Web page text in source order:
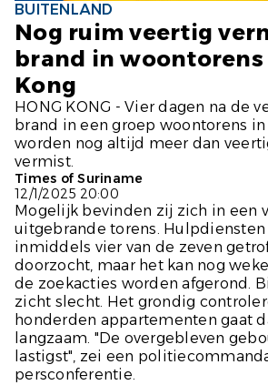
BUITENLAND
Nog ruim veertig
brand in woontorens
Kong
HONG KONG - Vier dagen na de
brand in een groep woontorens in
worden nog altijd meer dan
vermist.
Times of Suriname
12/1/2025 20:00
Mogelijk bevinden zij zich in een
uitgebrande torens.
inmiddels vier van de zeven
doorzocht, maar het kan nog
de zoekacties worden afgerond.
zicht slecht. Het grondig
honderden appartementen gaat
langzaam. "De overgebleven
lastigst", zei een
persconferentie.